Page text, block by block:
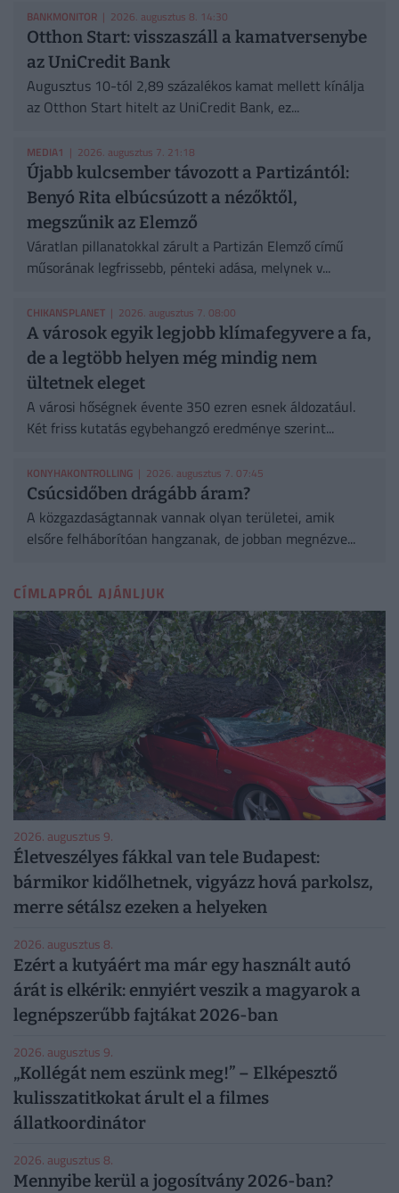
BANKMONITOR | 2026. augusztus 8. 14:30
Otthon Start: visszaszáll a kamatversenybe
az UniCredit Bank
Augusztus 10-tól 2,89 százalékos kamat mellett kínálja
az Otthon Start hitelt az UniCredit Bank, ez...
MEDIA1 | 2026. augusztus 7. 21:18
Újabb kulcsember távozott a Partizántól:
Benyó Rita elbúcsúzott a nézőktől,
megszűnik az Elemző
Váratlan pillanatokkal zárult a Partizán Elemző című
műsorának legfrissebb, pénteki adása, melynek v...
CHIKANSPLANET | 2026. augusztus 7. 08:00
A városok egyik legjobb klímafegyvere a fa,
de a legtöbb helyen még mindig nem
ültetnek eleget
A városi hőségnek évente 350 ezren esnek áldozatául.
Két friss kutatás egybehangzó eredménye szerint...
KONYHAKONTROLLING | 2026. augusztus 7. 07:45
Csúcsidőben drágább áram?
A közgazdaságtannak vannak olyan területei, amik
elsőre felháborítóan hangzanak, de jobban megnézve...
CÍMLAPRÓL AJÁNLJUK
2026. augusztus 9.
Életveszélyes fákkal van tele Budapest:
bármikor kidőlhetnek, vigyázz hová parkolsz,
merre sétálsz ezeken a helyeken
2026. augusztus 8.
Ezért a kutyáért ma már egy használt autó
árát is elkérik: ennyiért veszik a magyarok a
legnépszerűbb fajtákat 2026-ban
2026. augusztus 9.
„Kollégát nem eszünk meg!” – Elképesztő
kulisszatitkokat árult el a filmes
állatkoordinátor
2026. augusztus 8.
Mennyibe kerül a jogosítvány 2026-ban?